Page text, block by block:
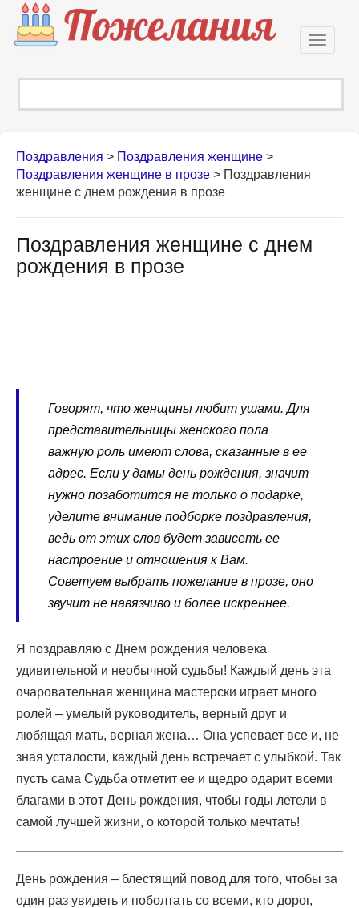
Поздравления > Поздравления женщине >
Поздравления женщине в прозе > Поздравления
женщине с днем рождения в прозе
Поздравления женщине с днем
рождения в прозе
Говорят, что женщины любит ушами. Для
представительницы женского пола
важную роль имеют слова, сказанные в ее
адрес. Если у дамы день рождения, значит
нужно позаботится не только о подарке,
уделите внимание подборке поздравления,
ведь от этих слов будет зависеть ее
настроение и отношения к Вам.
Советуем выбрать пожелание в прозе, оно
звучит не навязчиво и более искреннее.
Я поздравляю с Днем рождения человека
удивительной и необычной судьбы! Каждый день эта
очаровательная женщина мастерски играет много
ролей – умелый руководитель, верный друг и
любящая мать, верная жена… Она успевает все и, не
зная усталости, каждый день встречает с улыбкой. Так
пусть сама Судьба отметит ее и щедро одарит всеми
благами в этот День рождения, чтобы годы летели в
самой лучшей жизни, о которой только мечтать!
День рождения – блестящий повод для того, чтобы за
один раз увидеть и поболтать со всеми, кто дорог,